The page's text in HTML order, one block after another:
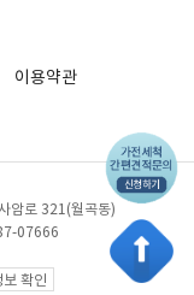
이용약관
암로 321(월곡동)
07666
확인